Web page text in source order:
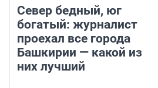
Север бедный, юг
богатый: журналист
проехал все города
Башкирии — какой из
них лучший